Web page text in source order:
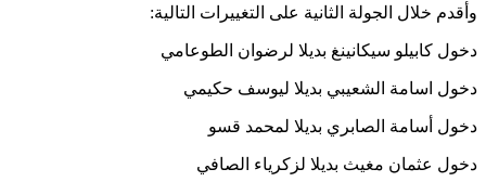
وأقدم خلال الجولة الثانية على التغييرات التالية:
دخول كابيلو سيكانينغ بديلا لرضوان الطوعامي
دخول اسامة الشعيبي بديلا ليوسف حكيمي
دخول أسامة الصابري بديلا لمحمد قسو
دخول عثمان مغيث بديلا لزكرياء الصافي